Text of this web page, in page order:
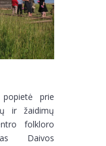
prie
ir žaidimų
folkloro
Daivos